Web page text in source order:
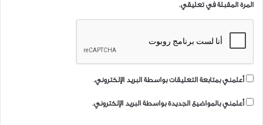
المرة المقبلة في تعليقي.
أعلمني بمتابعة التعليقات بواسطة البريد الإلكتروني.
أعلمني بالمواضيع الجديدة بواسطة البريد الإلكتروني.